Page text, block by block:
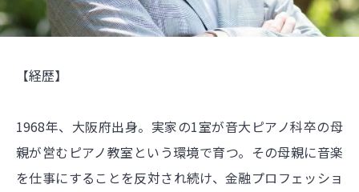
【経歴】
1968年、大阪府出身。実家の1室が音大ピアノ科卒の母
親が営むピアノ教室という環境で育つ。その母親に音楽
を仕事にすることを反対され続け、金融プロフェッショ